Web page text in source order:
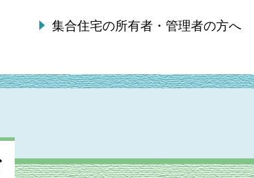
集合住宅の所有者・管理者の方へ